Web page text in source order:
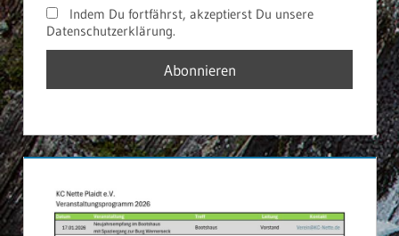
Indem Du fortfährst, akzeptierst Du unsere
Datenschutzerklärung.